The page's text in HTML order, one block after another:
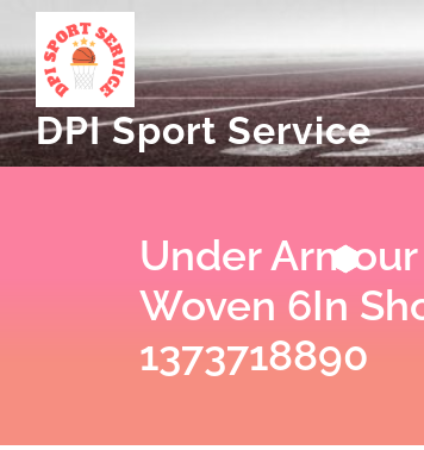
content
DPI Sport Service
Under
Woven 6In
1373718890